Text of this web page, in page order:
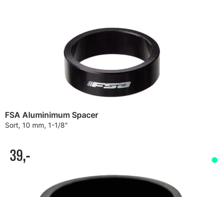
FSA Aluminimum Spacer
Sort, 10 mm, 1-1/8"
39,-